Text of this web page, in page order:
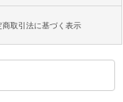
商取引法に基づく表示